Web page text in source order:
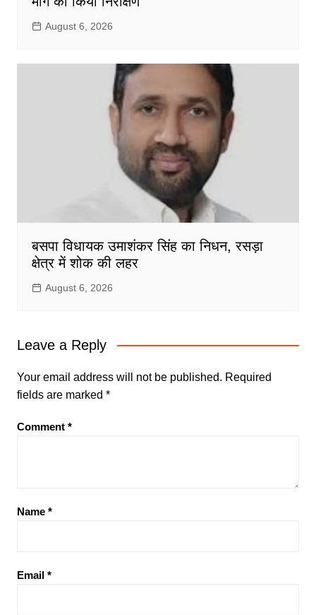
August 6, 2026
बसपा विधायक उमाशंकर सिंह का निधन, रसड़ा
क्षेत्र में शोक की लहर
August 6, 2026
Leave a Reply
Your email address will not be published. Required
fields are marked *
Comment *
Name *
Email *